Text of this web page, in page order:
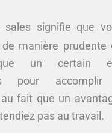
sales signifie que
manière prudente
un certain
pour
fait que un
pas au travail.